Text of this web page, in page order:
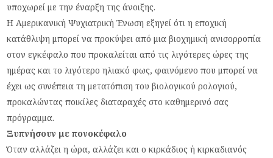
υποχωρεί με την έναρξη της άνοιξης.
Η Αμερικανική Ψυχιατρική Ένωση εξηγεί ότι η εποχική
κατάθλιψη μπορεί να προκύψει από μια βιοχημική ανισορροπία
στον εγκέφαλο που προκαλείται από τις λιγότερες ώρες της
ημέρας και το λιγότερο ηλιακό φως, φαινόμενο που μπορεί να
έχει ως συνέπεια τη μετατόπιση του βιολογικού ρολογιού,
προκαλώντας ποικίλες διαταραχές στο καθημερινό σας
πρόγραμμα.
Ξυπνήσουν με πονοκέφαλο
Όταν αλλάζει η ώρα, αλλάζει και ο κιρκάδιος ή κιρκαδιανός